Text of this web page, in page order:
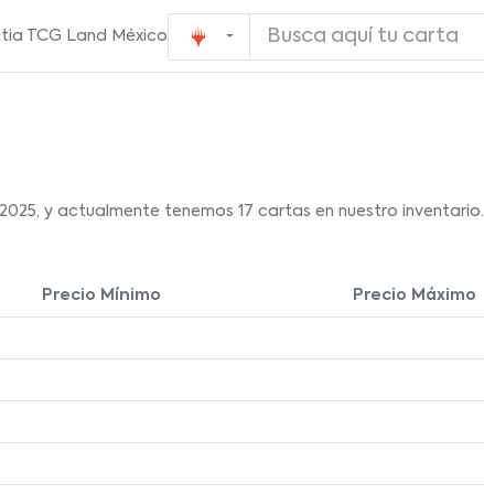
TCG Land México
y actualmente tenemos 17 cartas en nuestro inventario.
Precio Mínimo Precio Máximo